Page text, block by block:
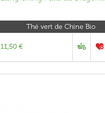
Thé vert de Chine Bio
11,50 €